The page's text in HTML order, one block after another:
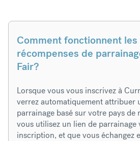
Comment fonctionnent les
récompenses de
Fair?
Lorsque vous vous inscrivez à
verrez automatiquement attribuer
parrainage basé sur votre pays de
vous utilisez un lien de
inscription, et que vous échangez